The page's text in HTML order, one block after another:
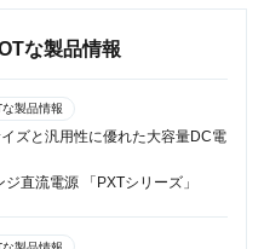
な製品情報
な製品情報
ズと汎用性に優れた大容量DC電
ジ直流電源 「PXTシリーズ」